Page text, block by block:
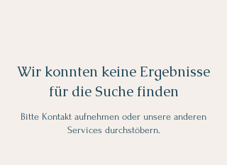
Wir konnten keine Ergebnisse
für die Suche finden
Bitte Kontakt aufnehmen oder unsere anderen
Services durchstöbern.